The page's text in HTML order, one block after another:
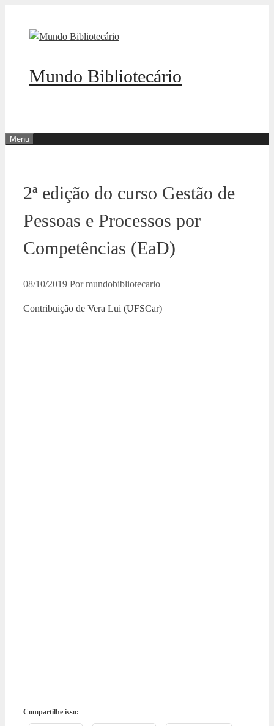
Mundo Bibliotecário
Menu
2ª edição do curso Gestão de
Pessoas e Processos por
Competências (EaD)
08/10/2019 Pormundobibliotecario
Contribuição de Vera Lui (UFSCar)
Compartilhe isso: